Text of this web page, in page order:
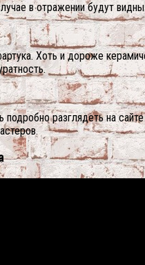
в отражении будут
Хоть и дороже
разглядеть на